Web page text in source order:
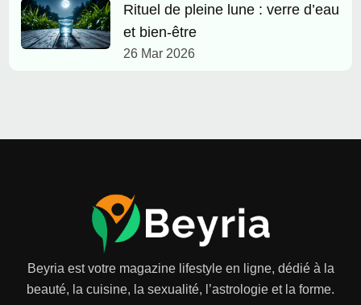
Rituel de pleine lune : verre d’eau
et bien-être
26 Mar 2026
Beyria est votre magazine lifestyle en ligne, dédié à la
beauté, la cuisine, la sexualité, l’astrologie et la forme.